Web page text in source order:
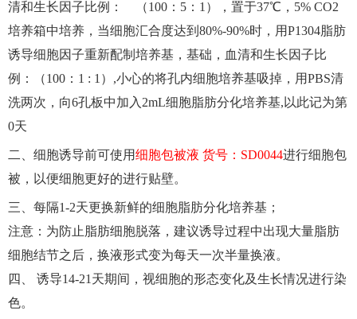
清和生长因子比例： （100：5：1），置于37℃，5% CO2
培养箱中培养，当细胞汇合度达到80%-90%时，用P1304脂肪
诱导细胞因子重新配制培养基， 基础，血清和生长因子比
例：（100：1 : 1）,小心的将孔内细胞培养基吸掉，用PBS清
洗两次，向6孔板中加入2mL细胞脂肪分化培养基,以此记为第
0天
二 、细胞诱导前可使用细胞包被液 货号：SD0044进行细胞包
被，以便细胞更好的进行贴壁。
三 、每隔1-2天更换新鲜的细胞脂肪分化培养基；
注意：为防止脂肪细胞脱落，建议诱导过程中出现大量脂肪
细胞结节之后，换液形式变为每天一次半量换液。
四
、 诱导14-21天期间，视细胞的形态变化及生长情况进行染
色。